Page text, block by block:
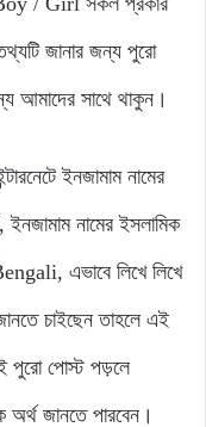
জানার জন্য পুরো
আমাদের সাথে থাকুন।
ইনজামাম নামের
ইনজামাম নামের ইসলামিক
এভাবে লিখে লিখে
জানতে চাইছেন তাহলে এই
পুরো পোস্ট পড়লে
অর্থ জানতে পারবেন।